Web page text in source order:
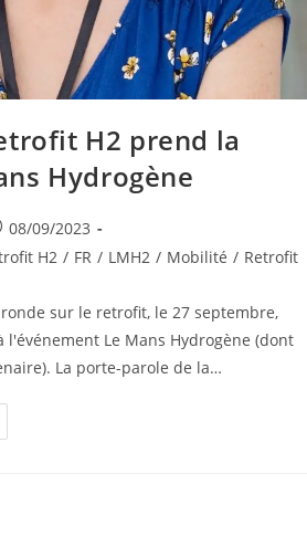
H2 prend la
Hydrogène
08/09/2023
H2 / FR / LMH2 / Mobilité / Retrofit
sur le retrofit, le 27 septembre,
l'événement Le Mans Hydrogène (dont
La porte-parole de la…